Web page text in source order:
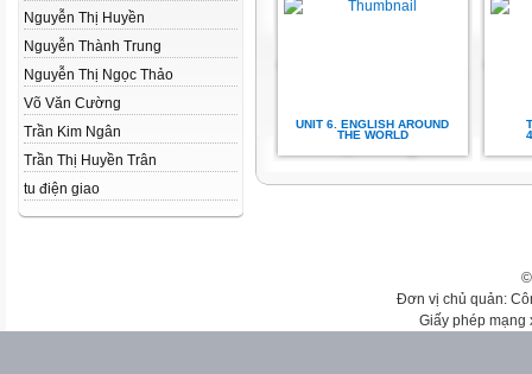
Nguyễn Thị Huyền
Nguyễn Thành Trung
Nguyễn Thị Ngọc Thảo
Võ Văn Cường
Trần Kim Ngân
Trần Thị Huyền Trân
tu điện giao
UNIT 6. ENGLISH AROUND
THE WORLD
Đơn vị chủ quản:
Giấy phép mạng